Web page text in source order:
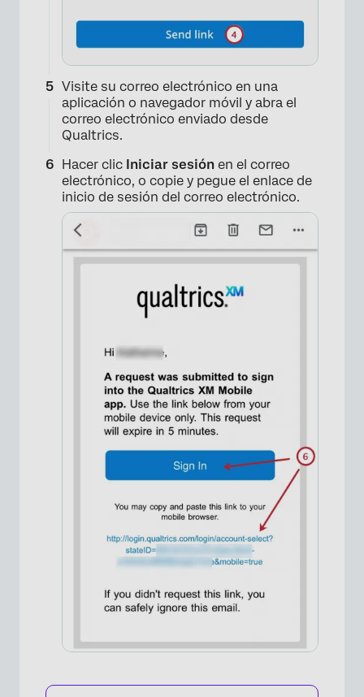
×
Visite su correo electrónico en una
aplicación o navegador móvil y abra el
correo electrónico enviado desde
Qualtrics.
Hacer clic Iniciar sesión en el correo
electrónico, o copie y pegue el enlace de
inicio de sesión del correo electrónico.